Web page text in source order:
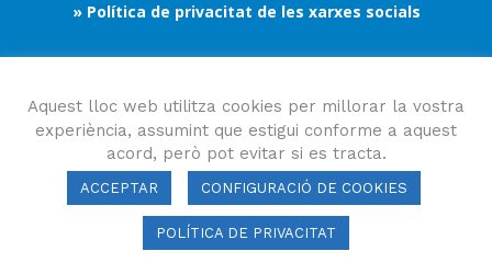
» Política de privacitat de les xarxes socials
Segueix-nos
Consell Comarcal del Maresme 2023 Copyright © Tots els drets
Aquest lloc web utilitza cookies per millorar la vostra
experiència, assumint que estigui conforme a aquest
acord, però pot evitar si es tracta.
ACCEPTAR CONFIGURACIÓ DE COOKIES
POLÍTICA DE PRIVACITAT